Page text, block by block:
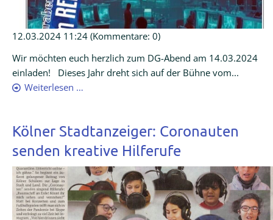
12.03.2024 11:24 (Kommentare: 0)
Wir möchten euch herzlich zum DG-Abend am 14.03.2024
einladen! Dieses Jahr dreht sich auf der Bühne vom...
Weiterlesen …
Kölner Stadtanzeiger: Coronauten
senden kreative Hilferufe